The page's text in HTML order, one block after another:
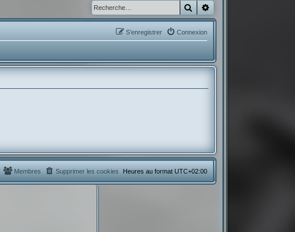
Rechercher
Connexion
S’enregistrer
Heures au format UTC+02:00
Supprimer les cookies
Membres